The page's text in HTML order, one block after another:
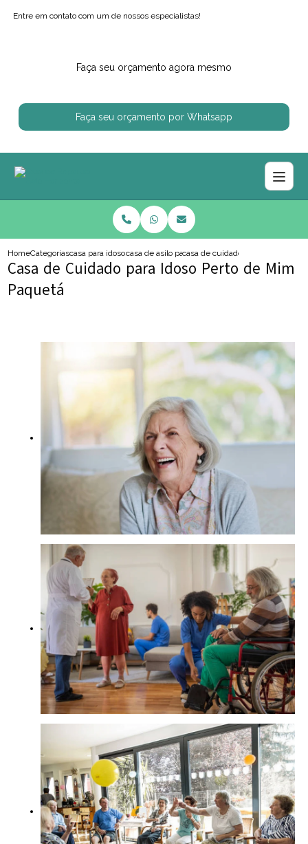
Entre em contato com um de nossos especialistas!
Faça seu orçamento agora mesmo
Faça seu orçamento por Whatsapp
HomeCategoriascasa para idososcasa de asilo para idosocasa de cuidado para idoso perto
Casa de Cuidado para Idoso Perto de Mim
Paquetá